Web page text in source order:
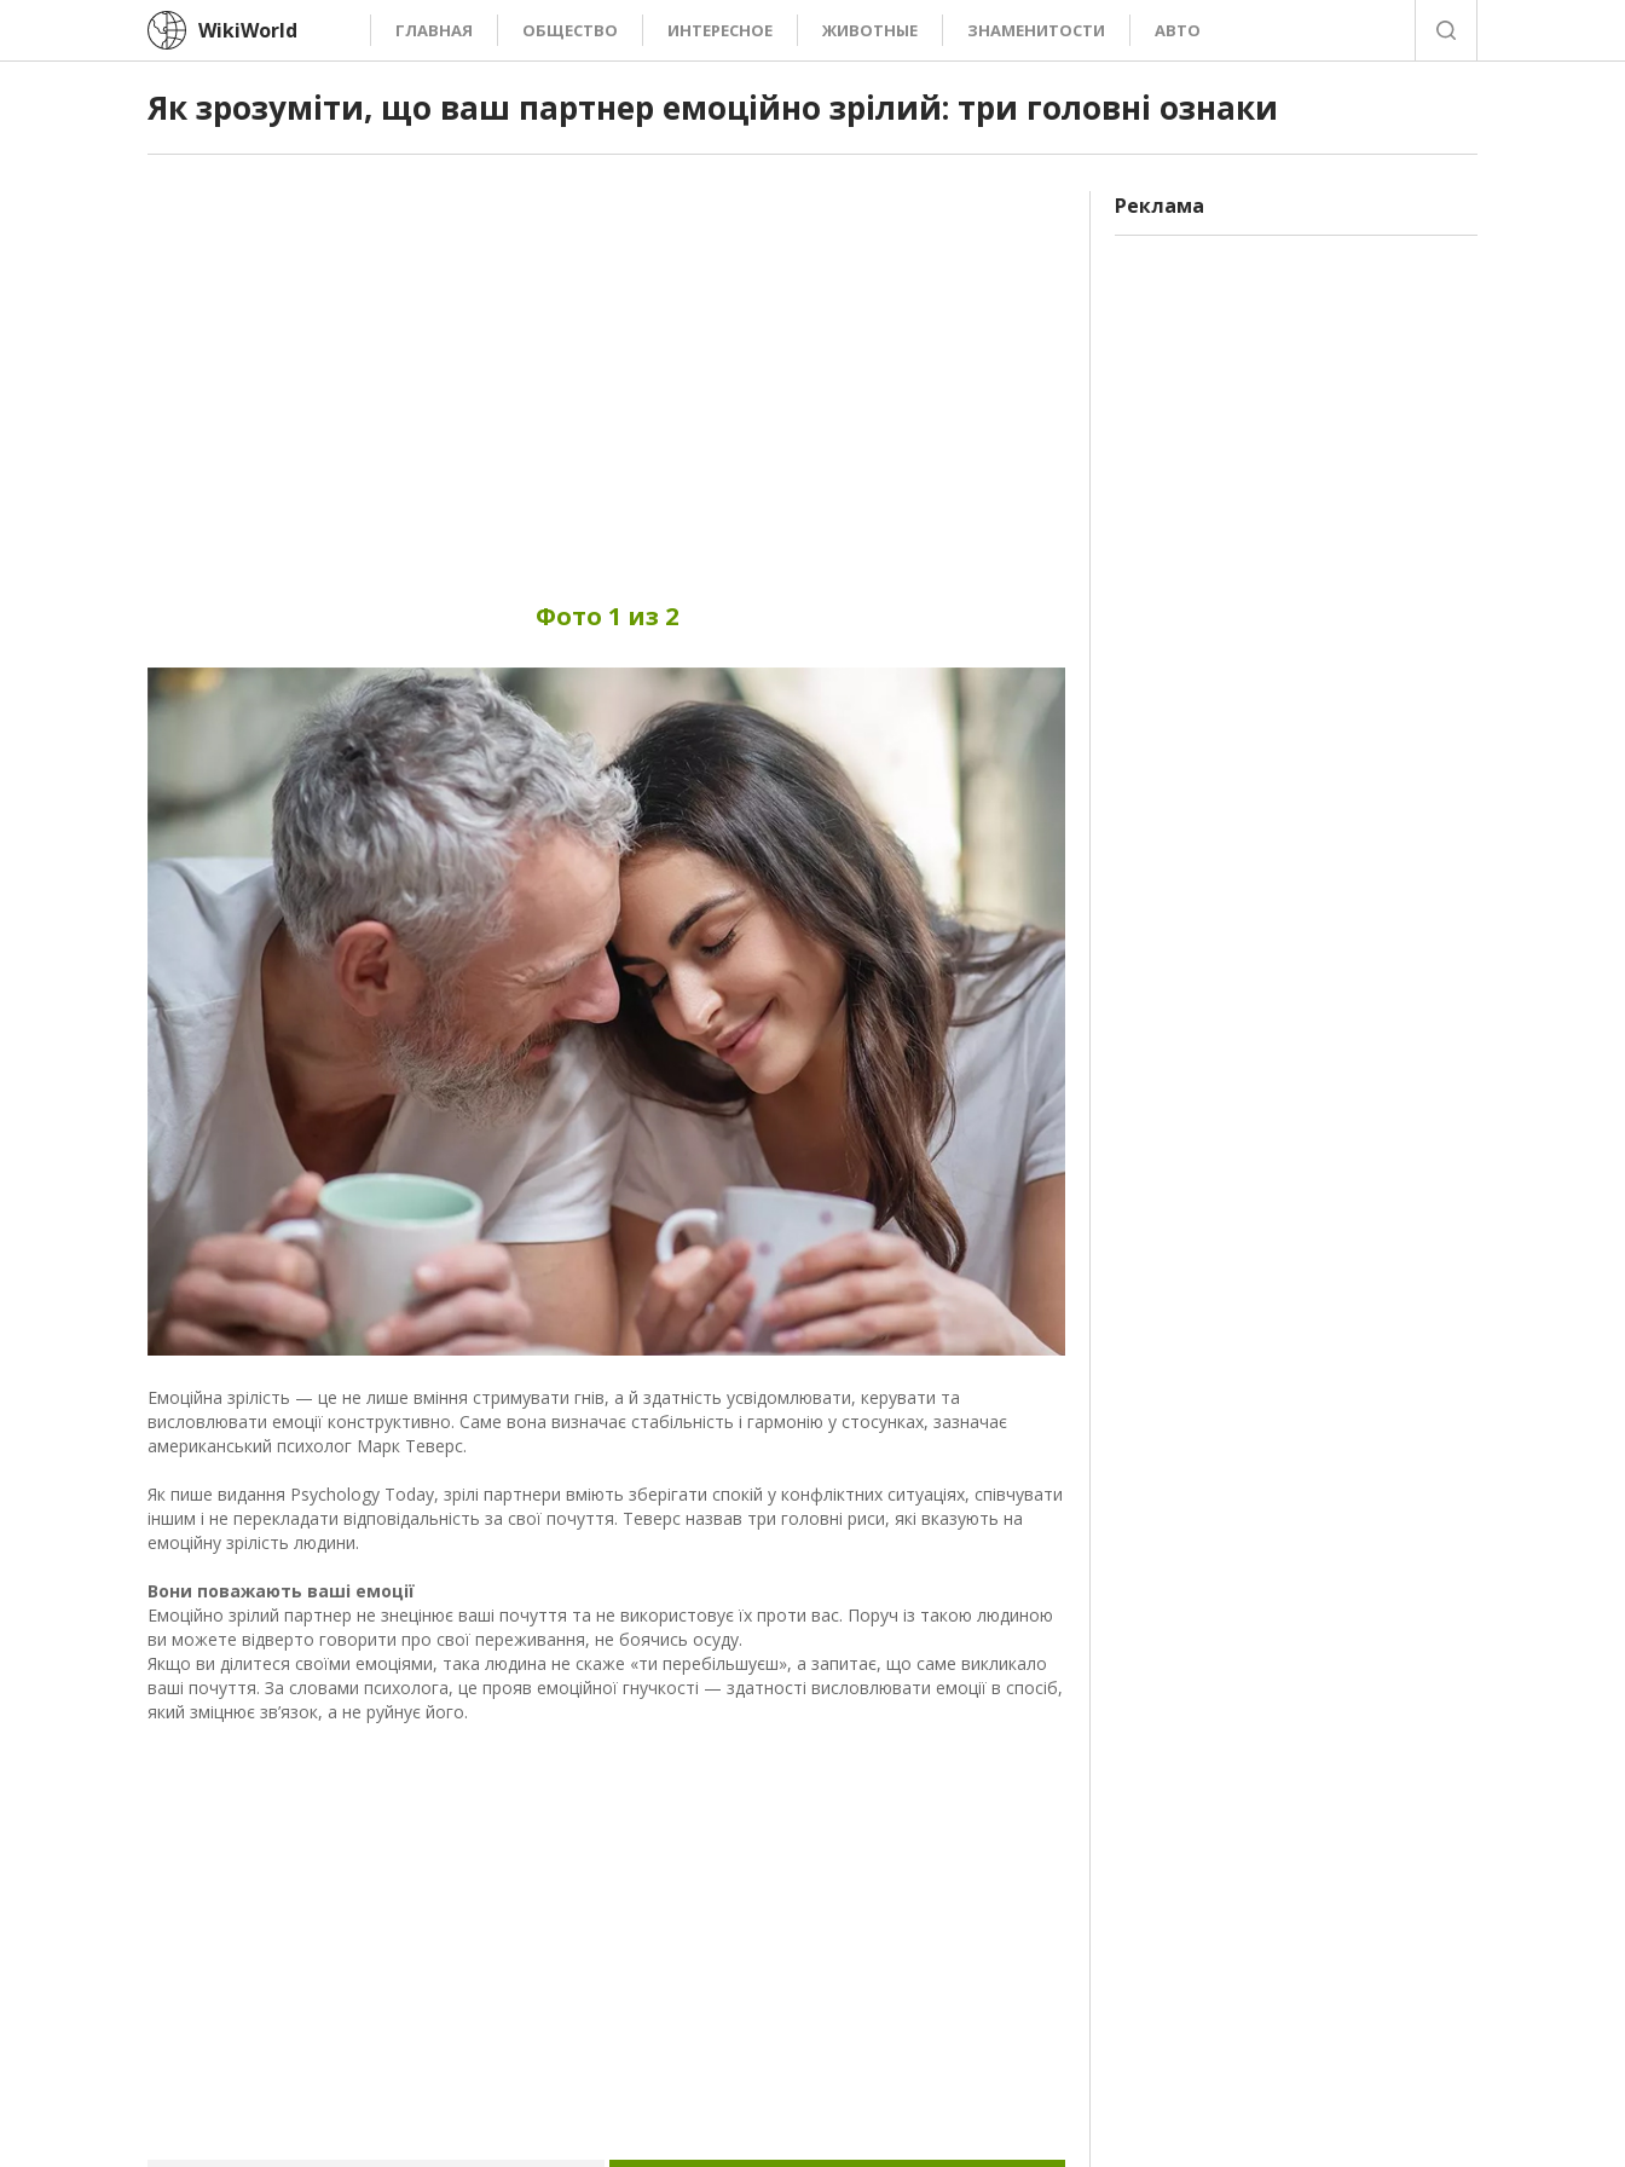
WikiWorld ГЛАВНАЯ ОБЩЕСТВО ИНТЕРЕСНОЕ ЖИВОТНЫЕ ЗНАМЕНИТОСТИ АВТО
Як зрозуміти, що ваш партнер емоційно зрілий: три головні ознаки
Фото 1 из 2
Емоційна зрілість — це не лише вміння стримувати гнів, а й здатність усвідомлювати, керувати та
висловлювати емоції конструктивно. Саме вона визначає стабільність і гармонію у стосунках, зазначає
американський психолог Марк Теверс.
Як пише видання Psychology Today, зрілі партнери вміють зберігати спокій у конфліктних ситуаціях, співчувати
іншим і не перекладати відповідальність за свої почуття. Теверс назвав три головні риси, які вказують на
емоційну зрілість людини.
Вони поважають ваші емоції
Емоційно зрілий партнер не знецінює ваші почуття та не використовує їх проти вас. Поруч із такою людиною
ви можете відверто говорити про свої переживання, не боячись осуду.
Якщо ви ділитеся своїми емоціями, така людина не скаже «ти перебільшуєш», а запитає, що саме викликало
ваші почуття. За словами психолога, це прояв емоційної гнучкості — здатності висловлювати емоції в спосіб,
який зміцнює зв’язок, а не руйнує його.
Реклама